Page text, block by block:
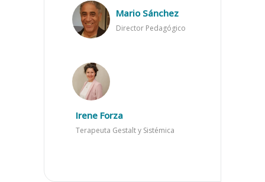
Mario Sánchez
Director Pedagógico
Irene Forza
Terapeuta Gestalt y Sistémica